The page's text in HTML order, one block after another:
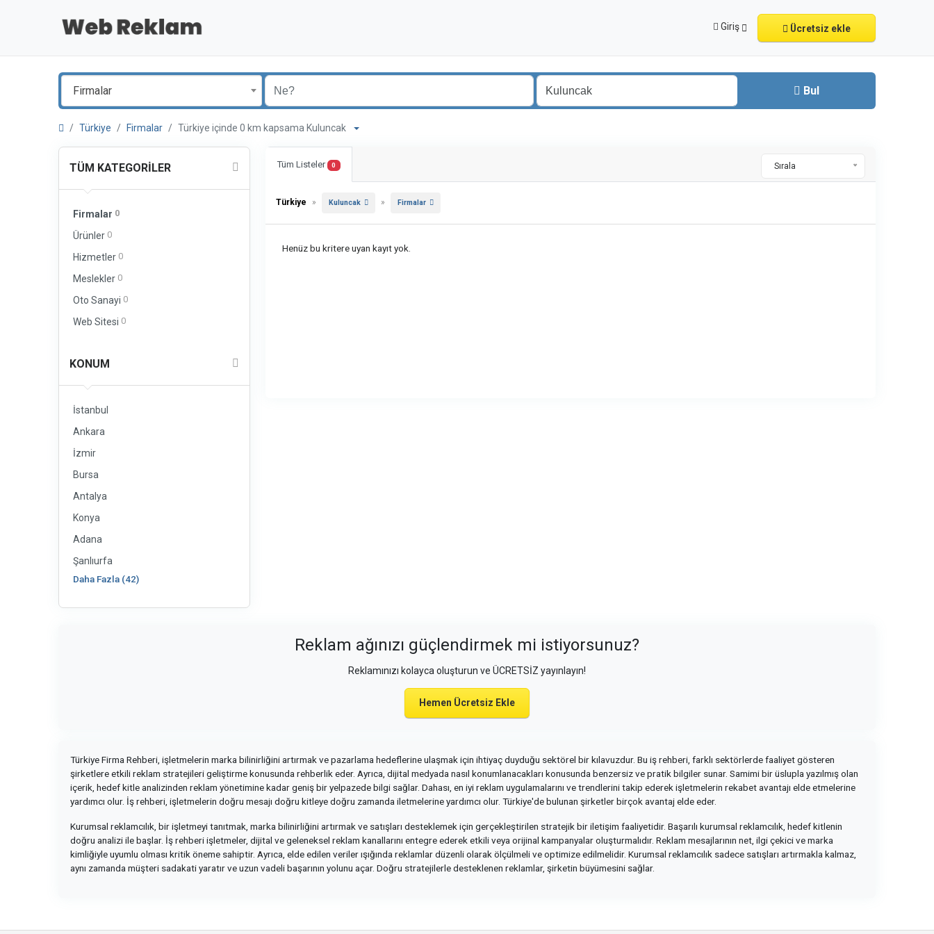
Giriş Ücretsiz ekle
Firmalar Bul
Türkiye Firmalar Türkiye içinde 0 km kapsama Kuluncak
TÜM KATEGORILER
Firmalar 0
Ürünler 0
Hizmetler 0
Meslekler 0
Oto Sanayi 0
Web Sitesi 0
KONUM
İstanbul
Ankara
İzmir
Bursa
Antalya
Konya
Adana
Şanlıurfa
Daha Fazla (42)
Tüm Listeler 0 Sırala
Türkiye » Kuluncak » Firmalar
Henüz bu kritere uyan kayıt yok.
Reklam ağınızı güçlendirmek mi istiyorsunuz?
Reklamınızı kolayca oluşturun ve ÜCRETSİZ yayınlayın!
Hemen Ücretsiz Ekle
Türkiye Firma Rehberi, işletmelerin marka bilinirliğini artırmak ve pazarlama hedeflerine ulaşmak için ihtiyaç duyduğu sektörel bir kılavuzdur. Bu iş rehberi, farklı sektörlerde faaliyet gösteren
şirketlere etkili reklam stratejileri geliştirme konusunda rehberlik eder. Ayrıca, dijital medyada nasıl konumlanacakları konusunda benzersiz ve pratik bilgiler sunar. Samimi bir üslupla yazılmış olan
içerik, hedef kitle analizinden reklam yönetimine kadar geniş bir yelpazede bilgi sağlar. Dahası, en iyi reklam uygulamalarını ve trendlerini takip ederek işletmelerin rekabet avantajı elde etmelerine
yardımcı olur. İş rehberi, işletmelerin doğru mesajı doğru kitleye doğru zamanda iletmelerine yardımcı olur. Türkiye'de bulunan şirketler birçok avantaj elde eder.
Kurumsal reklamcılık, bir işletmeyi tanıtmak, marka bilinirliğini artırmak ve satışları desteklemek için gerçekleştirilen stratejik bir iletişim faaliyetidir. Başarılı kurumsal reklamcılık, hedef kitlenin
doğru analizi ile başlar. İş rehberi işletmeler, dijital ve geleneksel reklam kanallarını entegre ederek etkili veya orijinal kampanyalar oluşturmalıdır. Reklam mesajlarının net, ilgi çekici ve marka
kimliğiyle uyumlu olması kritik öneme sahiptir. Ayrıca, elde edilen veriler ışığında reklamlar düzenli olarak ölçülmeli ve optimize edilmelidir. Kurumsal reklamcılık sadece satışları artırmakla kalmaz,
aynı zamanda müşteri sadakati yaratır ve uzun vadeli başarının yolunu açar. Doğru stratejilerle desteklenen reklamlar, şirketin büyümesini sağlar.